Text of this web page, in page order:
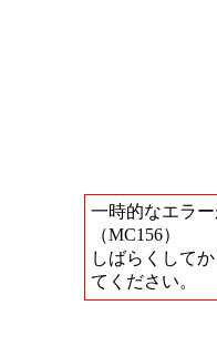
一時的なエラー
（MC156）
しばらくして
てください。